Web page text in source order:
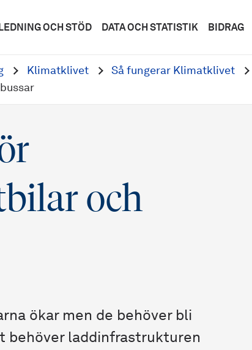
OCH STÖD DATA OCH STATISTIK BIDRAG
Klimatklivet Så fungerar Klimatklivet
och
ökar men de behöver bli
behöver laddinfrastrukturen